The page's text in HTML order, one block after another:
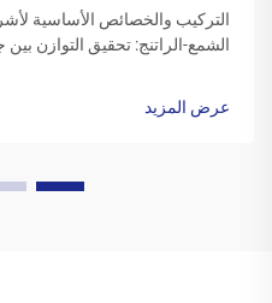
التركيب والخصائص الأساسية
الشمع-الراتنج: تحقيق التوازن بين
والراتنج بين 20 إلى ...
عرض المزيد